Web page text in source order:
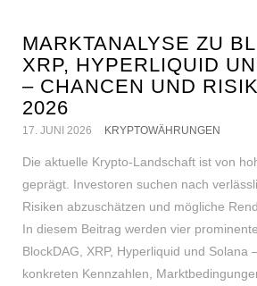
MARKTANALYSE ZU
XRP, HYPERLIQUID
– CHANCEN UND
2026
17. JUNI 2026 KRYPTOWÄHRUNGEN
Die aktuelle Krypto-Landschaft ist von
geprägt. Investoren suchen nach
Risiken abzuschätzen und mögliche
In diesem Beitrag werden vier
BlockDAG, XRP, Hyperliquid und Solana
konkreten Kennzahlen,